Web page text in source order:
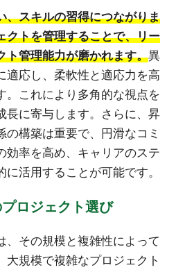
、スキルの習得につながりま
クトを管理することで、リー
ト管理能力が磨かれます。異
適応し、柔軟性と適応力を高
。これにより多角的な視点を
長に寄与します。さらに、昇
の構築は重要で、円滑なコミ
効率を高め、キャリアのステ
活用することが可能です。
ロジェクト選び
、その規模と複雑性によって
大規模で複雑なプロジェクト